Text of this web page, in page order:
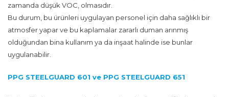
zamanda düşük VOC, olmasıdır.
Bu durum, bu ürünleri uygulayan personel için daha sağlıklı bir
atmosfer yapar ve bu kaplamalar zararlı duman arınmış
olduğundan bina kullanım ya da inşaat halinde ise bunlar
uygulanabilir.
PPG STEELGUARD 601 ve PPG STEELGUARD 651